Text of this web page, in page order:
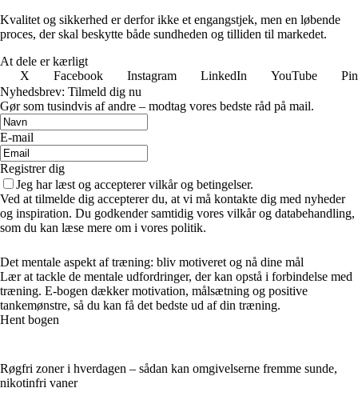
Kvalitet og sikkerhed er derfor ikke et engangstjek, men en løbende
proces, der skal beskytte både sundheden og tilliden til markedet.
At dele er kærligt
X
Facebook Instagram LinkedIn YouTube
Nyhedsbrev: Tilmeld dig nu
Gør som tusindvis af andre – modtag vores bedste råd på mail.
E-mail
Registrer dig
Jeg har læst og accepterer vilkår og betingelser.
Ved at tilmelde dig accepterer du, at vi må kontakte dig med nyheder
og inspiration. Du godkender samtidig vores vilkår og databehandling,
som du kan læse mere om i vores politik.
Det mentale aspekt af træning: bliv motiveret og nå dine mål
Lær at tackle de mentale udfordringer, der kan opstå i forbindelse med
træning. E-bogen dækker motivation, målsætning og positive
tankemønstre, så du kan få det bedste ud af din træning.
Hent bogen
Røgfri zoner i hverdagen – sådan kan omgivelserne fremme sunde,
nikotinfri vaner